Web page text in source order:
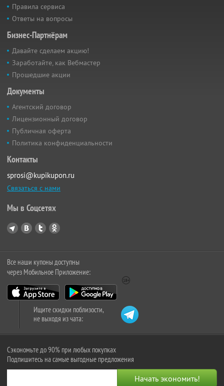
Правила сервиса
Ответы на вопросы
Бизнес-Партнёрам
Давайте сделаем акцию!
Заработайте, как Вебмастер
Прошедшие акции
Документы
Агентский договор
Лицензионный договор
Публичная оферта
Политика конфиденциальности
Контакты
sprosi@kupikupon.ru
Связаться с нами
Мы в Соцсетях
Все наши купоны доступны
через Мобильное Приложение:
Ищите скидки поблизости,
не выходя из чата:
Сэкономьте до 90% при любых покупках
Подпишитесь на самые выгодные предложения